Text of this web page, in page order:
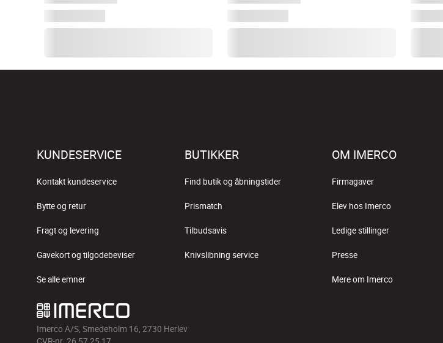
KUNDESERVICE
Kontakt kundeservice
Bytte og retur
Fragt og levering
Gavekort og tilgodebeviser
Se alle emner
BUTIKKER
Find butik og åbningstider
Prismatch
Tilbudsavis
Knivslibning service
OM IMERCO
Firmagaver
Elev hos Imerco
Ledige stillinger
Presse
Mere om Imerco
Imerco A/S, Smedeholm 16, 2730 Herlev